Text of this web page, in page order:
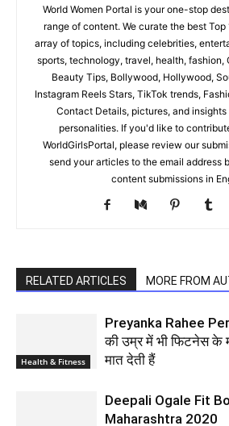
World Women Portal is your one-stop
range of content. We curate the best
array of topics, including celebrities,
sports, technology, travel, health, fashion,
Beauty Tips, Bollywood, Hollywood,
Instagram Reels Stars, TikTok trends,
Contact Details, pictures, and
personalities. If you'd like to
WorldGirlsPortal, please review our
send your articles to the email address
content submissions in
RELATED ARTICLES MORE FROM
Health & Fitness
Preyanka Rahee
की उम्र में भी फिटनेस के
मात देती हैं
Deepali Ogale Fit
Maharashtra 2020